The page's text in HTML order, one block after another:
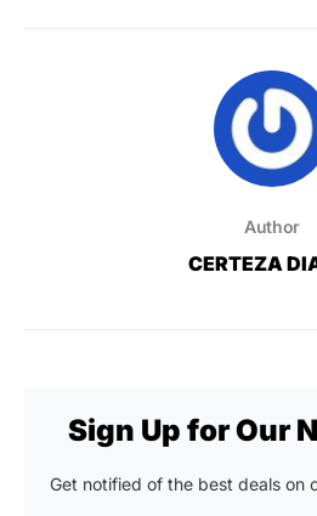
Author
CERTEZA
Sign Up for Our
Get notified of the best deals on